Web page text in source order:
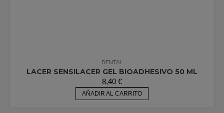
DENTAL
LACER SENSILACER GEL BIOADHESIVO 50 ML
8,40 €
AÑADIR AL CARRITO